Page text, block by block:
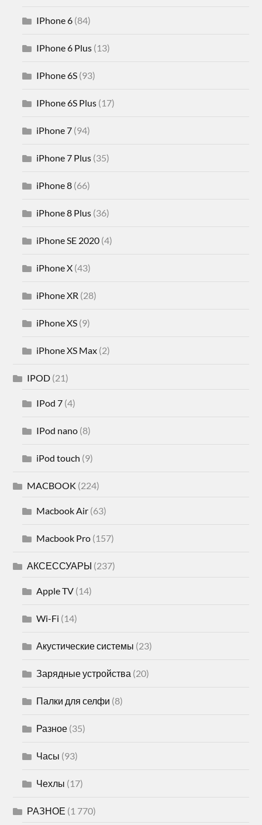
IPhone 6 (84)
IPhone 6 Plus (13)
IPhone 6S (93)
IPhone 6S Plus (17)
iPhone 7 (94)
iPhone 7 Plus (35)
iPhone 8 (66)
iPhone 8 Plus (36)
iPhone SE 2020 (4)
iPhone X (43)
iPhone XR (28)
iPhone XS (9)
iPhone XS Max (2)
IPOD (21)
IPod 7 (4)
IPod nano (8)
iPod touch (9)
MACBOOK (224)
Macbook Air (63)
Macbook Pro (157)
АКСЕССУАРЫ (237)
Apple TV (14)
Wi-Fi (14)
Акустические системы (23)
Зарядные устройства (20)
Палки для селфи (8)
Разное (35)
Часы (93)
Чехлы (17)
РАЗНОЕ (1 770)